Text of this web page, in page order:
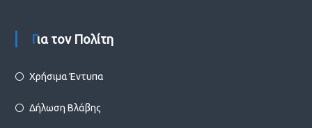
Για τον Πολίτη
Χρήσιμα Έντυπα
Δήλωση Βλάβης